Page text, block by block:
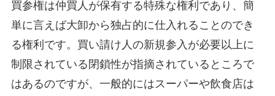
買参権は仲買人が保有する特殊な権利であり、簡
単に言えば大卸から独占的に仕入れることのでき
る権利です。買い請け人の新規参入が必要以上に
制限されている閉鎖性が指摘されているところで
はあるのですが、一般的にはスーパーや飲食店は